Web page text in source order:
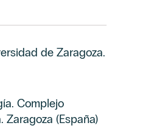
de Zaragoza.
Complejo
Zaragoza (España)